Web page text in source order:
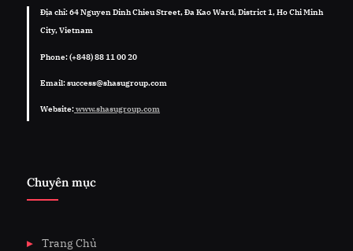
Địa chỉ: 64 Nguyen Dinh Chieu Street, Đa Kao Ward, District 1, Ho Chi Minh
City, Vietnam
Phone: (+848) 88 11 00 20
Email: success@shasugroup.com
Website:www.shasugroup.com
Chuyên mục
Trang Chủ